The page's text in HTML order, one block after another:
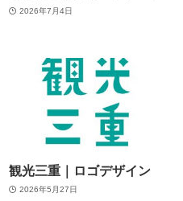
2026年7月4日
観光三重｜ロゴデザイン
2026年5月27日